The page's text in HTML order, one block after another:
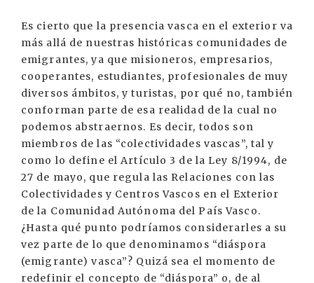
Es cierto que la presencia vasca en el exterior va
más allá de nuestras históricas comunidades de
emigrantes, ya que misioneros, empresarios,
cooperantes, estudiantes, profesionales de muy
diversos ámbitos, y turistas, por qué no, también
conforman parte de esa realidad de la cual no
podemos abstraernos. Es decir, todos son
miembros de las “colectividades vascas”, tal y
como lo define el Artículo 3 de la Ley 8/1994, de
27 de mayo, que regula las Relaciones con las
Colectividades y Centros Vascos en el Exterior
de la Comunidad Autónoma del País Vasco.
¿Hasta qué punto podríamos considerarles a su
vez parte de lo que denominamos “diáspora
(emigrante) vasca”? Quizá sea el momento de
redefinir el concepto de “diáspora” o, de al